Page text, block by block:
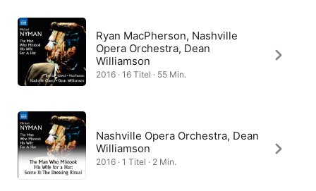
Ryan MacPherson, Nashville
Opera Orchestra, Dean
Williamson
2016 · 16 Titel · 55 Min.
Nashville Opera Orchestra, Dean
Williamson
2016 · 1 Titel · 2 Min.